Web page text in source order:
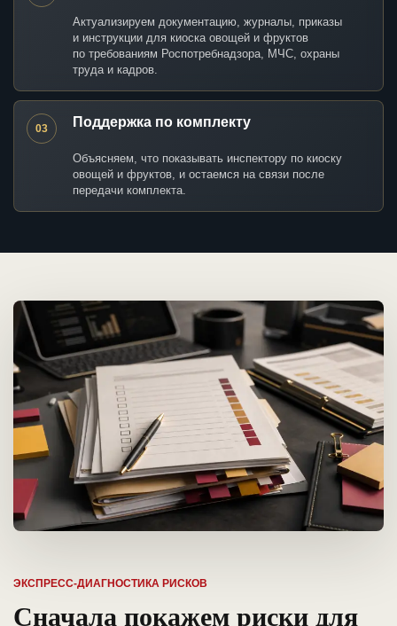
Актуализируем документацию, журналы, приказы
и инструкции для киоска овощей и фруктов
по требованиям Роспотребнадзора, МЧС, охраны
труда и кадров.
03 Поддержка по комплекту
Объясняем, что показывать инспектору по киоску
овощей и фруктов, и остаемся на связи после
передачи комплекта.
ЭКСПРЕСС-ДИАГНОСТИКА РИСКОВ
Сначала покажем риски для